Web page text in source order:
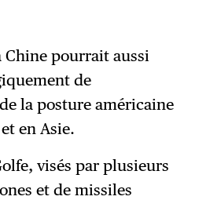
pourrait aussi
de
la posture américaine
en Asie.
visés par plusieurs
et de missiles